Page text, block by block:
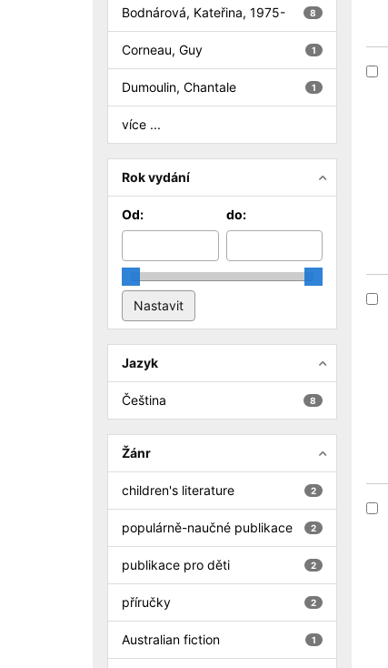
8
Bodnárová, Kateřina, 1975-
1
Corneau, Guy
1
Dumoulin, Chantale
více ...
Rok vydání
Od: do:
Jazyk
8
Čeština
Žánr
2
children's literature
2
populárně-naučné publikace
2
publikace pro děti
2
příručky
1
Australian fiction